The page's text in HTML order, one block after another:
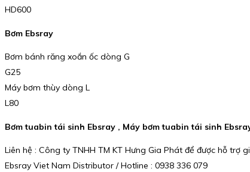
HD600
Bơm Ebsray
Bơm bánh răng xoắn ốc dòng G
G25
Máy bơm thùy dòng L
L80
Bơm tuabin tái sinh Ebsray , Máy bơm tuabin tái sinh
Liên hệ : Công ty TNHH TM KT Hưng Gia Phát để được hỗ trợ
Ebsray Viet Nam Distributor / Hotline : 0938 336 079